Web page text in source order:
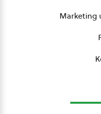
Marketing